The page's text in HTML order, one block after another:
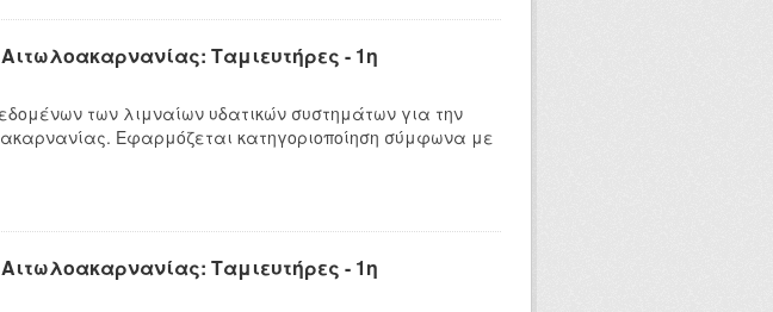
Ταμιευτήρες - 1η
των λιμναίων υδατικών συστημάτων για την
Εφαρμόζεται κατηγοριοποίηση σύμφωνα με
Ταμιευτήρες - 1η